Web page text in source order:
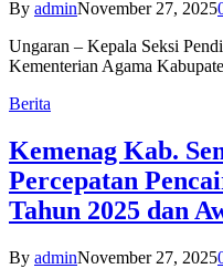
By adminNovember 27, 2025
Ungaran – Kepala Seksi
Kementerian Agama
Berita
Kemenag Kab.
Percepatan
Tahun 2025 dan
By adminNovember 27, 2025